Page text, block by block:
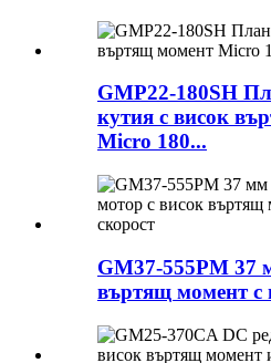
GMP22-180SH
кутия с висок
Micro 180...
GM37-555PM 37
въртящ момент с